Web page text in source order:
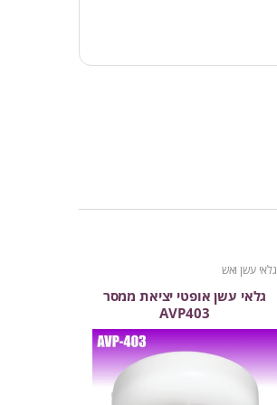
גלאי עשן ואש
גלאי עשן אופטי יציאת ממסר
AVP403